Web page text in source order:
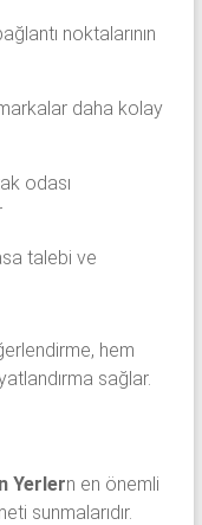
noktalarının
daha kolay
odası
talebi ve
hem
sağlar.
Yerlern en önemli
sunmalarıdır.